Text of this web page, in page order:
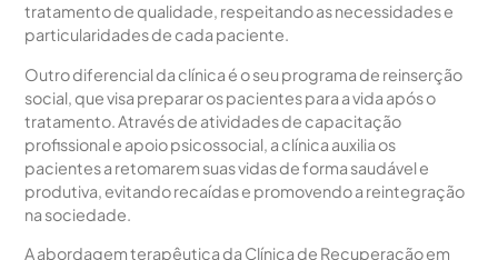
tratamento de qualidade, respeitando as necessidades e
particularidades de cada paciente.
Outro diferencial da clínica é o seu programa de reinserção
social, que visa preparar os pacientes para a vida após o
tratamento. Através de atividades de capacitação
profissional e apoio psicossocial, a clínica auxilia os
pacientes a retomarem suas vidas de forma saudável e
produtiva, evitando recaídas e promovendo a reintegração
na sociedade.
A abordagem terapêutica da Clínica de Recuperação em